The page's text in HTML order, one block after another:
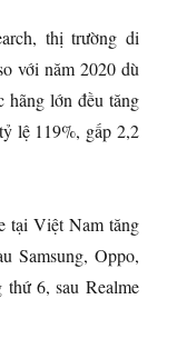
thị trường di
với năm 2020 dù
hãng lớn đều tăng
lệ 119%, gấp 2,2
tại Việt Nam tăng
Samsung, Oppo,
6, sau Realme